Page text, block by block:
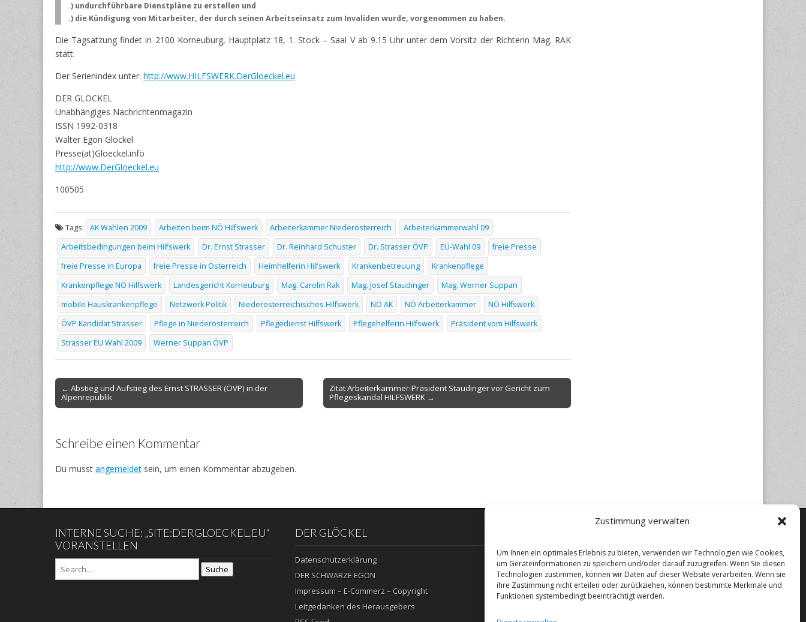
Zustimmung verwalten
Um Ihnen ein optimales Erlebnis zu bieten, verwenden wir Technologien wie Cookies,
um Geräteinformationen zu speichern und/oder darauf zuzugreifen. Wenn Sie diesen
Technologien zustimmen, können wir Daten auf dieser Website verarbeiten. Wenn sie
ihre Zustimmung nicht erteilen oder zurückziehen, können bestimmte Merkmale und
Funktionen systembedingt beeinträchtigt werden.
.) undurchführbare Dienstpläne zu erstellen und
.) die Kündigung von Mitarbeiter, der durch seinen Arbeitseinsatz zum Invaliden wurde, vorgenommen zu haben.
Die Tagsatzung findet in 2100 Korneuburg, Hauptplatz 18, 1. Stock – Saal V ab 9.15 Uhr unter dem Vorsitz der Richterin Mag. RAK
statt.
Der Serienindex unter: http://www.HILFSWERK.DerGloeckel.eu
DER GLÖCKEL
Unabhängiges Nachrichtenmagazin
ISSN 1992-0318
Walter Egon Glöckel
Presse(at)Gloeckel.info
http://www.DerGloeckel.eu
100505
Tags: AK Wahlen 2009 Arbeiten beim NÖ Hilfswerk Arbeiterkammer Niederösterreich
Arbeiterkammerwahl 09
Arbeitsbedingungen beim Hilfswerk
Dr. Ernst Strasser Dr. Reinhard Schuster Dr. Strasser ÖVP EU-Wahl 09
freie Presse
freie Presse in Europa
freie Presse in Österreich Heimhelferin Hilfswerk Krankenbetreuung
Krankenpflege
Krankenpflege NÖ Hilfswerk
Landesgericht Korneuburg Mag. Carolin Rak Mag. Josef Staudinger
Mag. Werner Suppan
mobile Hauskrankenpflege
Netzwerk Politik Niederösterreichisches Hilfswerk NÖ AK NÖ Arbeiterkammer
NÖ Hilfswerk
ÖVP Kandidat Strasser
Pflege in Niederösterreich Pflegedienst Hilfswerk Pflegehelferin Hilfswerk
Präsident vom Hilfswerk
Strasser EU Wahl 2009
Werner Suppan ÖVP
Post
navigation
← Abstieg und Aufstieg des Ernst STRASSER (ÖVP) in der
Alpenrepublik
Zitat Arbeiterkammer-Präsident Staudinger vor Gericht zum
Pflegeskandal HILFSWERK →
Schreibe einen Kommentar
Du musst angemeldet sein, um einen Kommentar abzugeben.
INTERNE SUCHE: „SITE:DERGLOECKEL.EU“
VORANSTELLEN
Suche
DER GLÖCKEL
Datenschutzerklärung
DER SCHWARZE EGON
Impressum – E-Commerz – Copyright
Leitgedanken des Herausgebers